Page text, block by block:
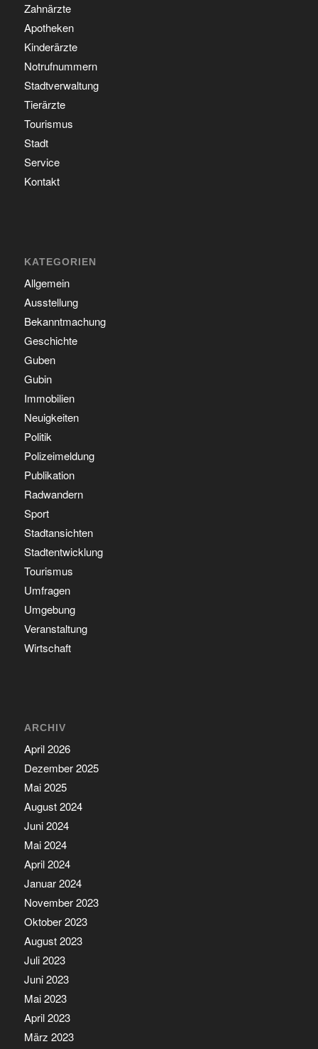
Zahnärzte
Apotheken
Kinderärzte
Notrufnummern
Stadtverwaltung
Tierärzte
Tourismus
Stadt
Service
Kontakt
KATEGORIEN
Allgemein
Ausstellung
Bekanntmachung
Geschichte
Guben
Gubin
Immobilien
Neuigkeiten
Politik
Polizeimeldung
Publikation
Radwandern
Sport
Stadtansichten
Stadtentwicklung
Tourismus
Umfragen
Umgebung
Veranstaltung
Wirtschaft
ARCHIV
April 2026
Dezember 2025
Mai 2025
August 2024
Juni 2024
Mai 2024
April 2024
Januar 2024
November 2023
Oktober 2023
August 2023
Juli 2023
Juni 2023
Mai 2023
April 2023
März 2023